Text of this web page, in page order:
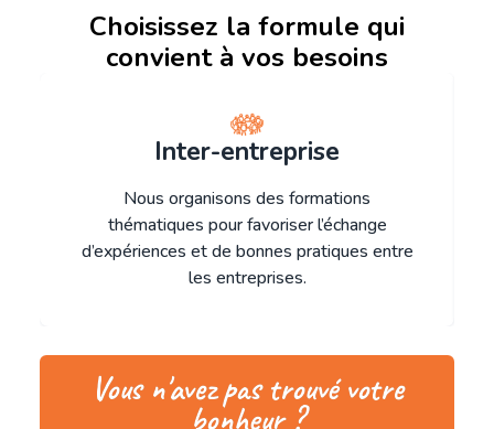
Choisissez la formule qui
convient à vos besoins
Inter-entreprise
Nous organisons des formations
thématiques pour favoriser l’échange
d’expériences et de bonnes pratiques entre
les entreprises.
Vous n'avez pas trouvé votre
bonheur ?